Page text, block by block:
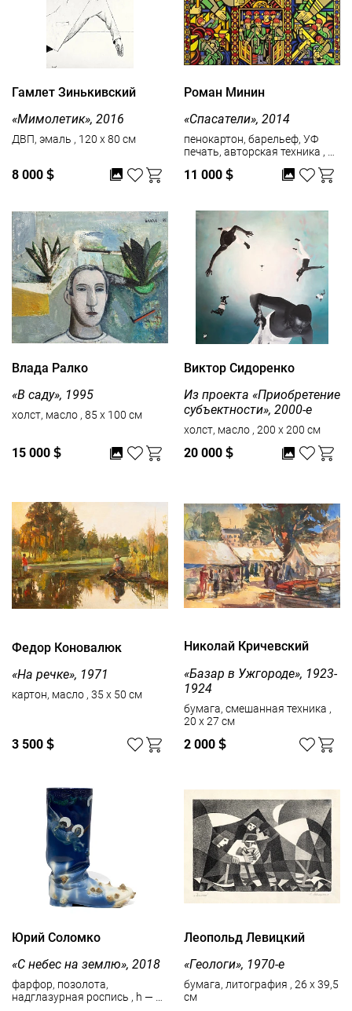
Гамлет Зинькивский
«Мимолетик», 2016
ДВП, эмаль , 120 x 80 см
8 000 $
Роман Минин
«Спасатели», 2014
пенокартон, барельеф, УФ
печать, авторская техника , 86
11 000 $
Влада Ралко
«В саду», 1995
холст, масло , 85 x 100 см
15 000 $
Виктор Сидоренко
Из проекта «Приобретение
субъектности», 2000-е
холст, масло , 200 x 200 см
20 000 $
Федор Коновалюк
«На речке», 1971
картон, масло , 35 x 50 см
3 500 $
Николай Кричевский
«Базар в Ужгороде», 1923-
1924
бумага, смешанная техника ,
20 x 27 см
2 000 $
Юрий Соломко
«С небес на землю», 2018
фарфор, позолота,
надглазурная роспись , h — 39
Леопольд Левицкий
«Геологи», 1970-е
бумага, литография , 26 x 39,5
см